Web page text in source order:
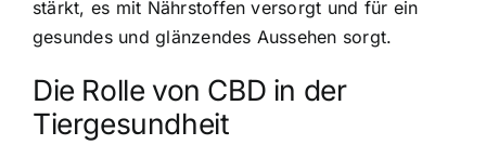
stärkt, es mit Nährstoffen versorgt und für ein
gesundes und glänzendes Aussehen sorgt.
Die Rolle von CBD in der
Tiergesundheit